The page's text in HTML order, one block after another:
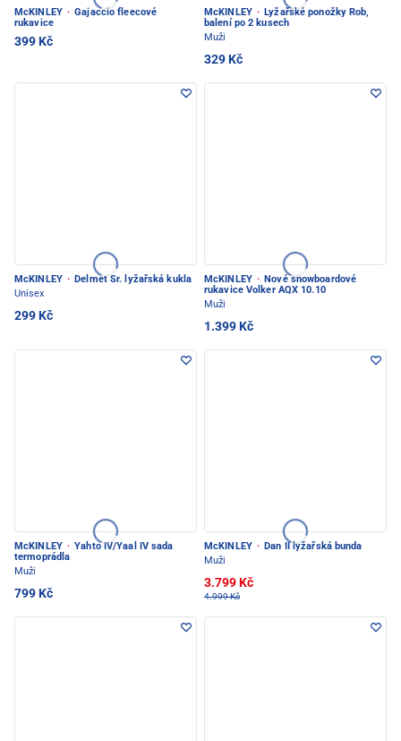
McKINLEY · Gajaccio fleecové
rukavice
399 Kč
McKINLEY · Lyžařské ponožky Rob,
balení po 2 kusech
Muži
329 Kč
McKINLEY · Delmet Sr. lyžařská kukla
Unisex
299 Kč
McKINLEY · Nové snowboardové
rukavice Volker AQX 10.10
Muži
1.399 Kč
McKINLEY · Yahto IV/Yaal IV sada
termoprádla
Muži
799 Kč
McKINLEY · Dan II lyžařská bunda
Muži
3.799 Kč
4.999 Kč